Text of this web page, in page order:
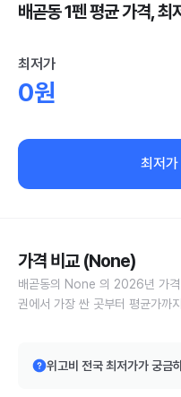
배곧동 1펜 평균 가격,
최저가
0원
최저가
가격 비교 (None)
배곧동의 None 의 2026년 가격
권에서 가장 싼 곳부터 평균가까
위고비 전국 최저가가 궁금